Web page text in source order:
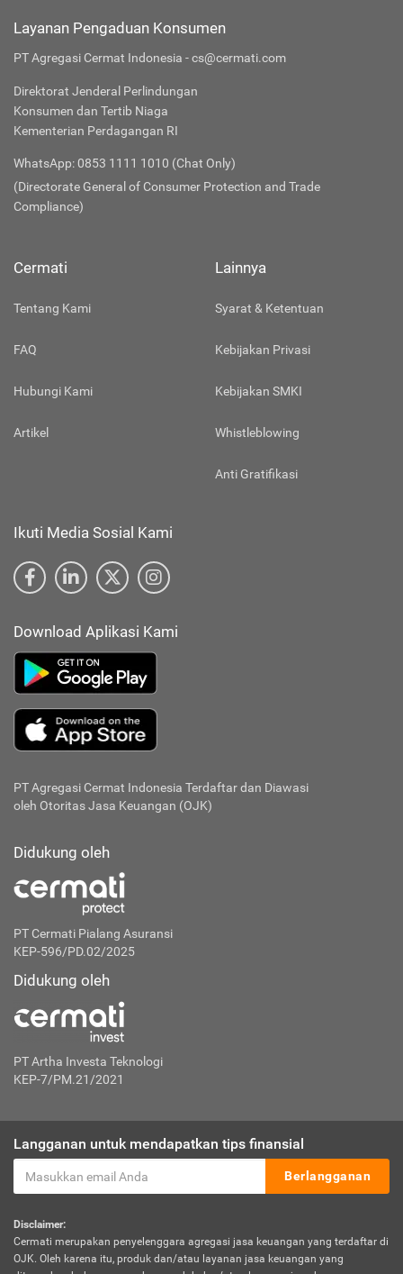
Layanan Pengaduan Konsumen
PT Agregasi Cermat Indonesia - cs@cermati.com
Direktorat Jenderal Perlindungan
Konsumen dan Tertib Niaga
Kementerian Perdagangan RI
WhatsApp: 0853 1111 1010 (Chat Only)
(Directorate General of Consumer Protection and Trade
Compliance)
Cermati
Tentang Kami
FAQ
Hubungi Kami
Artikel
Lainnya
Syarat & Ketentuan
Kebijakan Privasi
Kebijakan SMKI
Whistleblowing
Anti Gratifikasi
Ikuti Media Sosial Kami
Download Aplikasi Kami
PT Agregasi Cermat Indonesia Terdaftar dan Diawasi
oleh Otoritas Jasa Keuangan (OJK)
Didukung oleh
PT Cermati Pialang Asuransi
KEP-596/PD.02/2025
Didukung oleh
PT Artha Investa Teknologi
KEP-7/PM.21/2021
Langganan untuk mendapatkan tips finansial
Berlangganan
Disclaimer:
Cermati merupakan penyelenggara agregasi jasa keuangan yang terdaftar di
OJK. Oleh karena itu, produk dan/atau layanan jasa keuangan yang